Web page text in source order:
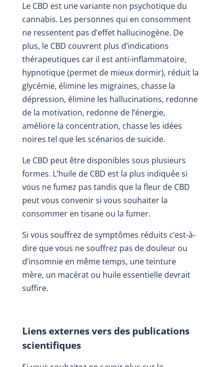
Le CBD est une variante non psychotique du
cannabis. Les personnes qui en consomment
ne ressentent pas d’effet hallucinogène. De
plus, le CBD couvrent plus d’indications
thérapeutiques car il est anti-inflammatoire,
hypnotique (permet de mieux dormir), réduit la
glycémie, élimine les migraines, chasse la
dépression, élimine les hallucinations, redonne
de la motivation, redonne de l’énergie,
améliore la concentration, chasse les idées
noires tel que les scénarios de suicide.
Le CBD peut être disponibles sous plusieurs
formes. L’huile de CBD est la plus indiquée si
vous ne fumez pas tandis que la fleur de CBD
peut vous convenir si vous souhaiter la
consommer en tisane ou la fumer.
Si vous souffrez de symptômes réduits c’est-à-
dire que vous ne souffrez pas de douleur ou
d’insomnie en même temps, une teinture
mère, un macérat ou huile essentielle devrait
suffire.
Liens externes vers des publications
scientifiques